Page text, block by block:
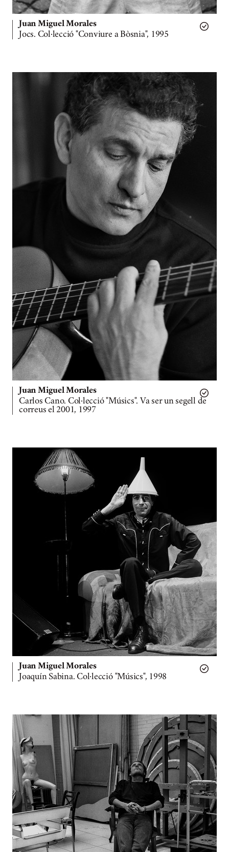
Juan Miguel Morales
Jocs. Col·lecció "Conviure a Bòsnia", 1995
Juan Miguel Morales
Carlos Cano. Col·lecció "Músics". Va ser un segell de
correus el 2001, 1997
Juan Miguel Morales
Joaquín Sabina. Col·lecció "Músics", 1998